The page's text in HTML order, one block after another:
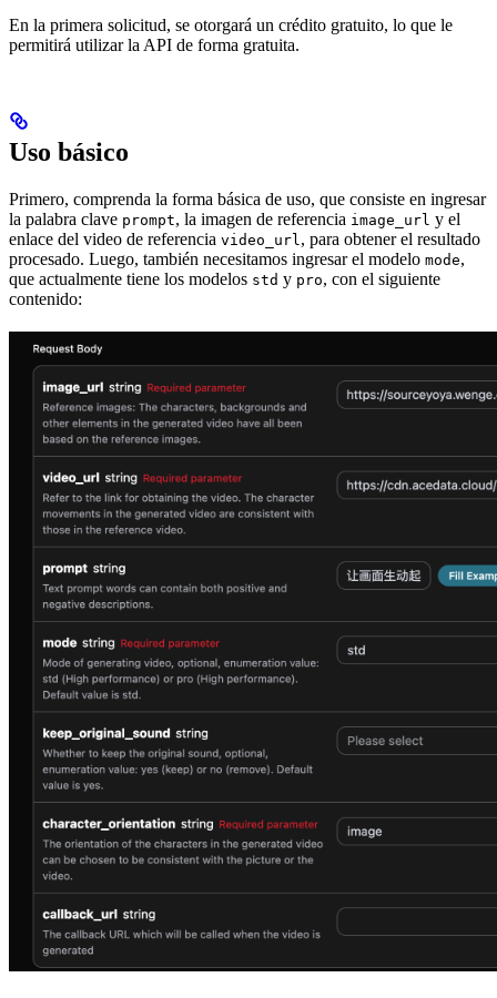
En la primera solicitud, se otorgará un crédito gratuito, lo que le
permitirá utilizar la API de forma gratuita.
Uso básico
Primero, comprenda la forma básica de uso, que consiste en ingresar
la palabra clave prompt, la imagen de referencia image_url y el
enlace del video de referencia video_url , para obtener el resultado
procesado. Luego, también necesitamos ingresar el modelo mode,
que actualmente tiene los modelos std y pro, con el siguiente
contenido: